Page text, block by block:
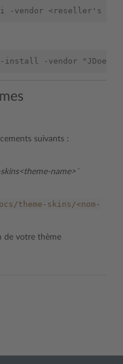
suivants :
name>`
theme-skins/<nom-
de votre thème